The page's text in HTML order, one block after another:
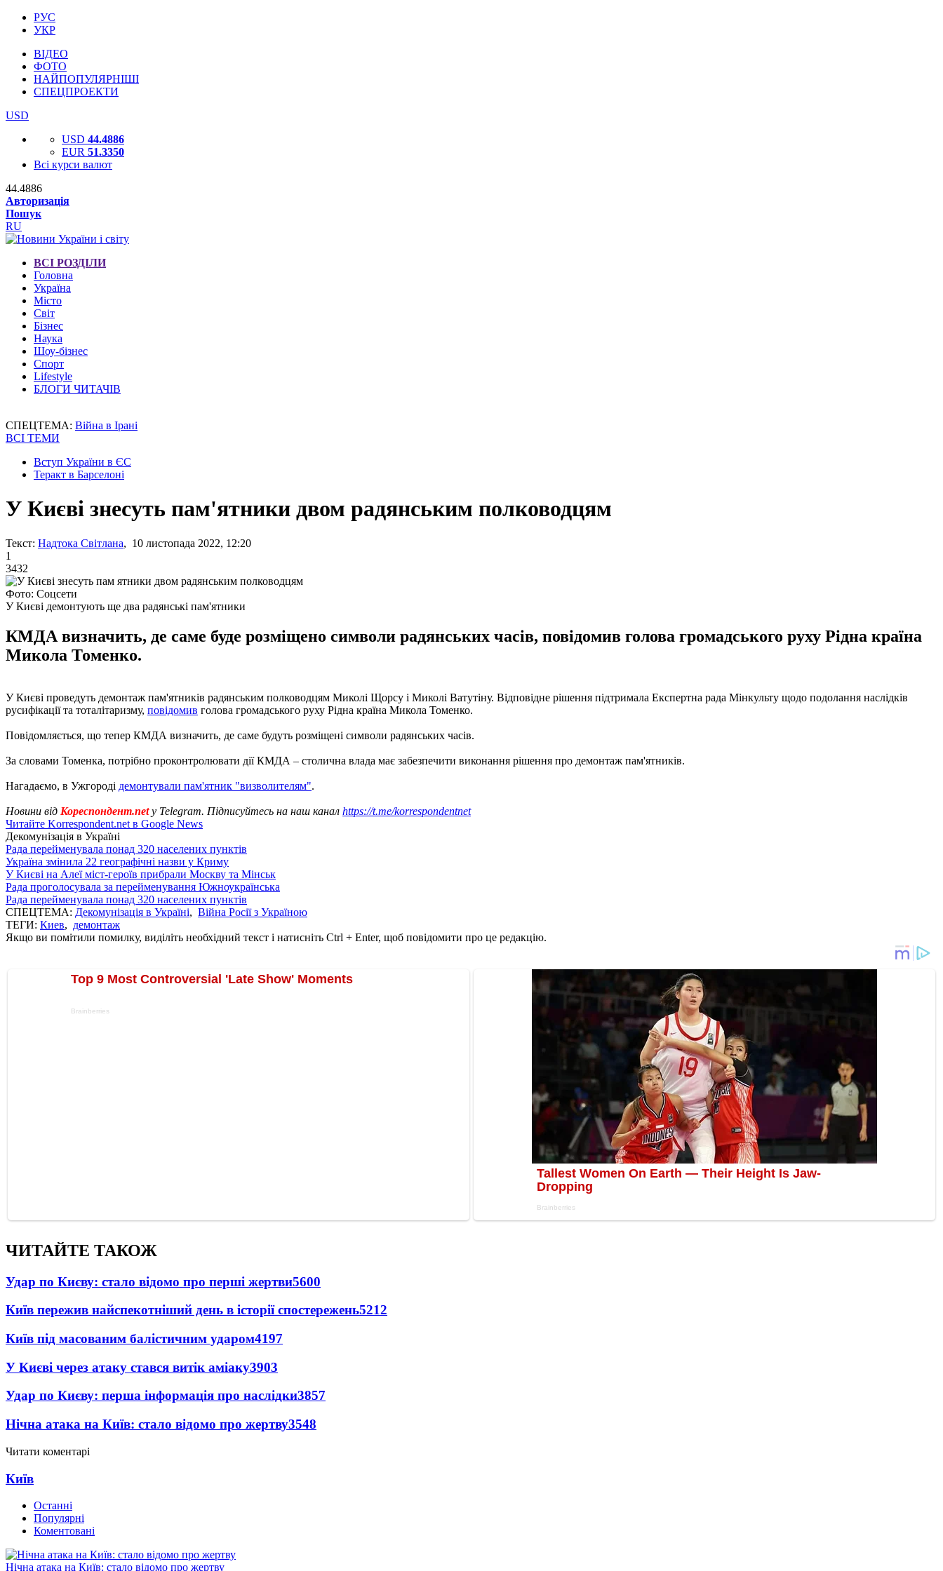
РУС
УКР
ВІДЕО
ФОТО
НАЙПОПУЛЯРНІШІ
СПЕЦПРОЕКТИ
USD
USD 44.4886
EUR 51.3350
Всі курси валют
44.4886
Авторизація
Пошук
RU
ВСІ РОЗДІЛИ
Головна
Україна
Місто
Світ
Бізнес
Наука
Шоу-бізнес
Спорт
Lifestyle
БЛОГИ ЧИТАЧІВ
СПЕЦТЕМА: Війна в Ірані
ВСІ ТЕМИ
Вступ України в ЄС
Теракт в Барселоні
У Києві знесуть пам'ятники двом радянським полководцям
Текст: Надтока Світлана, 10 листопада 2022, 12:20
1
3432
Фото: Соцсети
У Києві демонтують ще два радянські пам'ятники
КМДА визначить, де саме буде розміщено символи радянських часів, повідомив голова громадського руху Рідна країна
Микола Томенко.
У Києві проведуть демонтаж пам'ятників радянським полководцям Миколі Щорсу і Миколі Ватутіну. Відповідне рішення підтримала Експертна рада Мінкульту щодо подолання наслідків
русифікації та тоталітаризму, повідомив голова громадського руху Рідна країна Микола Томенко.
Повідомляється, що тепер КМДА визначить, де саме будуть розміщені символи радянських часів.
За словами Томенка, потрібно проконтролювати дії КМДА – столична влада має забезпечити виконання рішення про демонтаж пам'ятників.
Нагадаємо, в Ужгороді демонтували пам'ятник "визволителям".
Новини від Кореспондент.netу Telegram. Підписуйтесь на наш канал https://t.me/korrespondentnet
Читайте Korrespondent.net в Google News
Декомунізація в Україні
Рада перейменувала понад 320 населених пунктів
Україна змінила 22 географічні назви у Криму
У Києві на Алеї міст-героїв прибрали Москву та Мінськ
Рада проголосувала за перейменування Южноукраїнська
Рада перейменувала понад 320 населених пунктів
СПЕЦТЕМА: Декомунізація в Україні, Війна Росії з Україною
ТЕГИ: Киев, демонтаж
Якщо ви помітили помилку, виділіть необхідний текст і натисніть Ctrl + Enter, щоб повідомити про це редакцію.
ЧИТАЙТЕ ТАКОЖ
Удар по Києву: стало відомо про перші жертви5600
Київ пережив найспекотніший день в історії спостережень5212
Київ під масованим балістичним ударом4197
У Києві через атаку стався витік аміаку3903
Удар по Києву: перша інформація про наслідки3857
Нічна атака на Київ: стало відомо про жертву3548
Читати коментарі
Київ
Останні
Популярні
Коментовані
Нічна атака на Київ: стало відомо про жертву